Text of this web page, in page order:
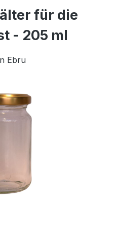
für die
- 205 ml
Ebru